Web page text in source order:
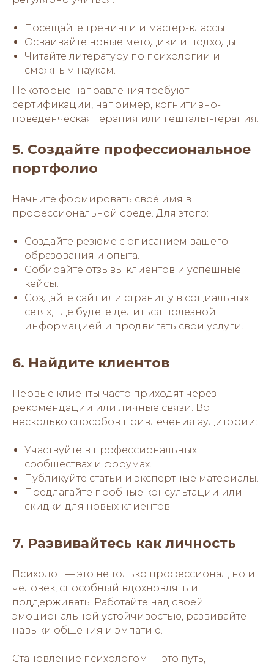
Посещайте тренинги и мастер-классы.
Осваивайте новые методики и подходы.
Читайте литературу по психологии и
смежным наукам.
Некоторые направления требуют
сертификации, например, когнитивно-
поведенческая терапия или гештальт-терапия.
5. Создайте профессиональное
портфолио
Начните формировать своё имя в
профессиональной среде. Для этого:
Создайте резюме с описанием вашего
образования и опыта.
Собирайте отзывы клиентов и успешные
кейсы.
Создайте сайт или страницу в социальных
сетях, где будете делиться полезной
информацией и продвигать свои услуги.
6. Найдите клиентов
Первые клиенты часто приходят через
рекомендации или личные связи. Вот
несколько способов привлечения аудитории:
Участвуйте в профессиональных
сообществах и форумах.
Публикуйте статьи и экспертные материалы.
Предлагайте пробные консультации или
скидки для новых клиентов.
7. Развивайтесь как личность
Психолог — это не только профессионал, но и
человек, способный вдохновлять и
поддерживать. Работайте над своей
эмоциональной устойчивостью, развивайте
навыки общения и эмпатию.
Становление психологом — это путь,